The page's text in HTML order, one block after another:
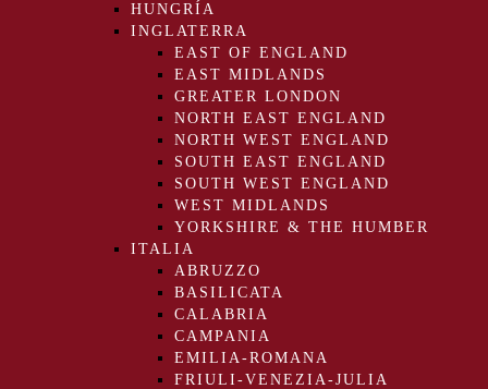
HUNGRÍA
INGLATERRA
EAST OF ENGLAND
EAST MIDLANDS
GREATER LONDON
NORTH EAST ENGLAND
NORTH WEST ENGLAND
SOUTH EAST ENGLAND
SOUTH WEST ENGLAND
WEST MIDLANDS
YORKSHIRE & THE HUMBER
ITALIA
ABRUZZO
BASILICATA
CALABRIA
CAMPANIA
EMILIA-ROMANA
FRIULI-VENEZIA-JULIA